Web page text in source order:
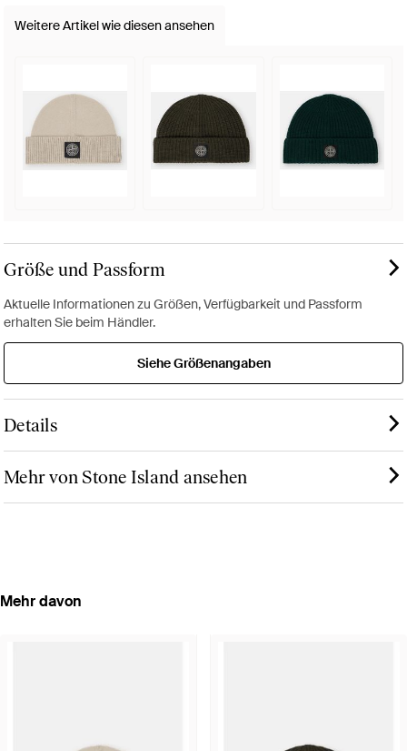
Weitere Artikel wie diesen ansehen
Größe und Passform
Aktuelle Informationen zu Größen, Verfügbarkeit und Passform
erhalten Sie beim Händler.
Siehe Größenangaben
Details
Mehr von Stone Island ansehen
Mehr davon